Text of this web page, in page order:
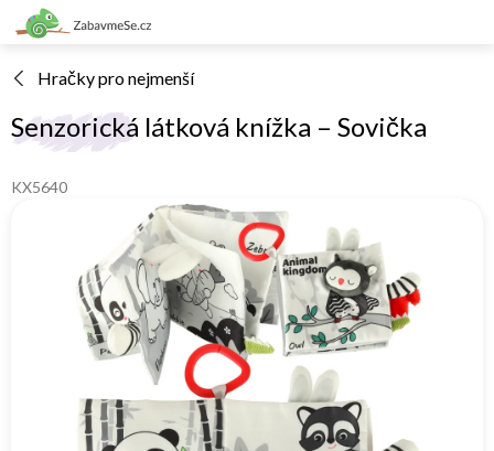
Přejít
na
Hračky pro nejmenší
Senzorická látková knížka – Sovička
KX5640